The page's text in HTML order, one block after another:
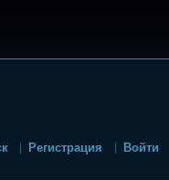
Регистрация Войти